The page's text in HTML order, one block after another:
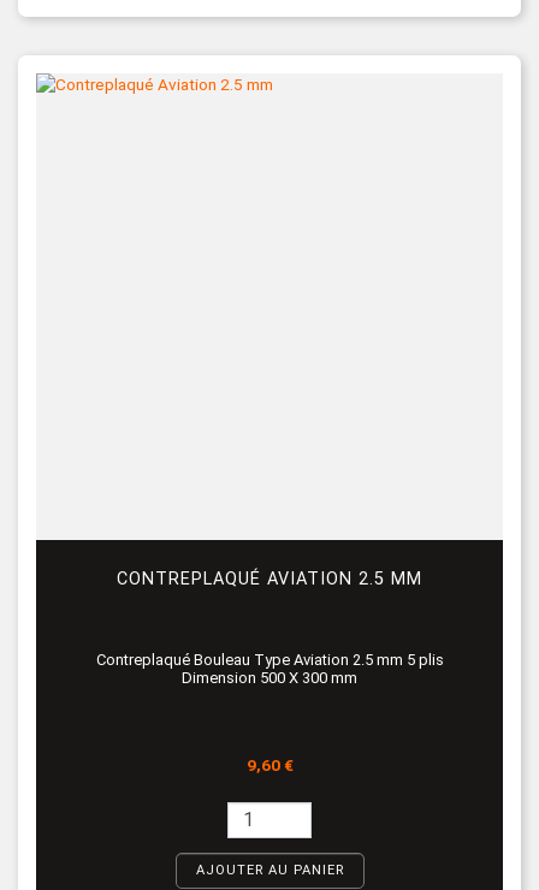
CONTREPLAQUÉ AVIATION 2.5 MM
Contreplaqué Bouleau Type Aviation 2.5 mm 5 plis
Dimension 500 X 300 mm
Prix
9,60 €
AJOUTER AU PANIER